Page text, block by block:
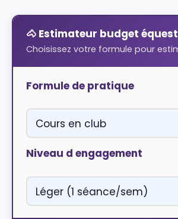
🐴 Estimateur budget
Choisissez votre formule pour
Formule de pratique
Niveau d engagement